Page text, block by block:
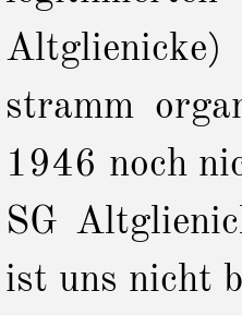
stramm
1946 noch
SG
ist uns nicht